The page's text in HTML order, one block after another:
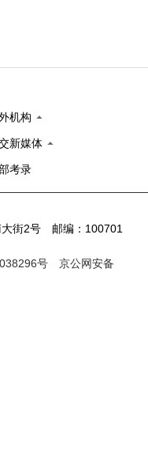
机构
新媒体
考录
大街2号 邮编：100701
号
京公网安备